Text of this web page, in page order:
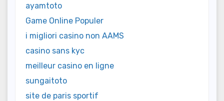
ayamtoto
Game Online Populer
i migliori casino non AAMS
casino sans kyc
meilleur casino en ligne
sungaitoto
site de paris sportif